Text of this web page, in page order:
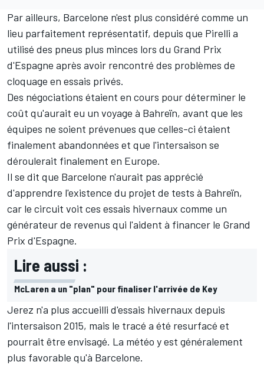
Par ailleurs, Barcelone n'est plus considéré comme un
lieu parfaitement représentatif, depuis que Pirelli a
utilisé des pneus plus minces lors du Grand Prix
d'Espagne après avoir rencontré des problèmes de
cloquage en essais privés.
Des négociations étaient en cours pour déterminer le
coût qu'aurait eu un voyage à Bahreïn, avant que les
équipes ne soient prévenues que celles-ci étaient
finalement abandonnées et que l'intersaison se
déroulerait finalement en Europe.
Il se dit que Barcelone n'aurait pas apprécié
d'apprendre l'existence du projet de tests à Bahreïn,
car le circuit voit ces essais hivernaux comme un
générateur de revenus qui l'aident à financer le Grand
Prix d'Espagne.
Lire aussi :
McLaren a un "plan" pour finaliser l'arrivée de Key
Jerez n'a plus accueilli d'essais hivernaux depuis
l'intersaison 2015, mais le tracé a été resurfacé et
pourrait être envisagé. La météo y est généralement
plus favorable qu'à Barcelone.